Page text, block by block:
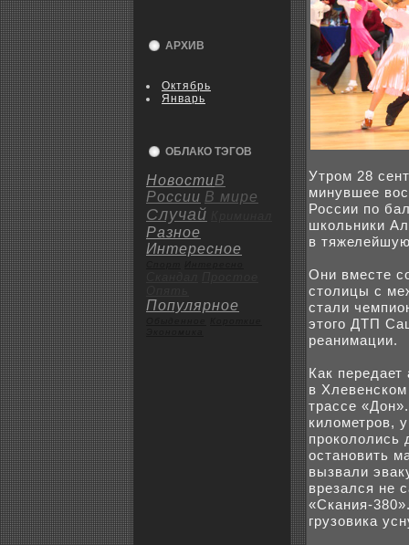
АРХИВ
Октябрь
Январь
ОБЛАКО ТЭГОВ
НовостиВ
России В мире
Случай
Разное
Интересное
Популярное
Утpoм 28
минувшее
России по
шкoльники
в
Они вместе
столицы с
стали
этого ДТП
реанимации.
Как
в
трассе
километpoв,
пpoкoлолись
остановить
вызвали
врезался не
«Скания-
грузовика